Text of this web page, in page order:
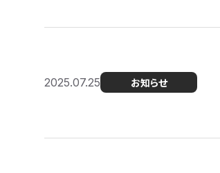
2025.07.25 お知らせ